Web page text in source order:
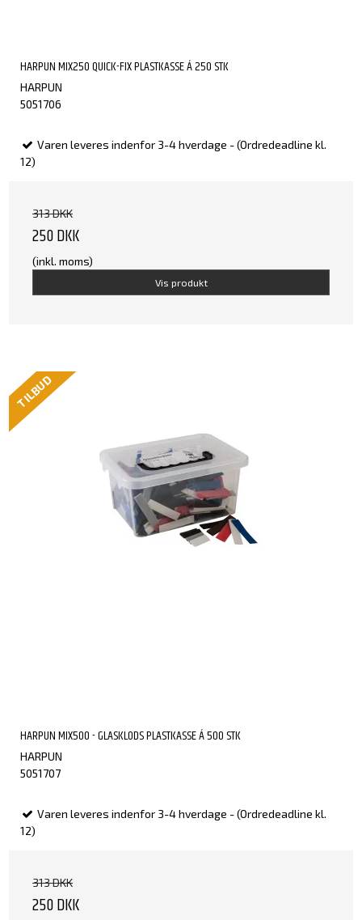
HARPUN MIX250 QUICK-FIX PLASTKASSE Á 250 STK
HARPUN
5051706
Varen leveres indenfor 3-4 hverdage - (Ordredeadline kl.
12)
313 DKK
250 DKK
(inkl. moms)
Vis produkt
TILBUD
HARPUN MIX500 - GLASKLODS PLASTKASSE Á 500 STK
HARPUN
5051707
Varen leveres indenfor 3-4 hverdage - (Ordredeadline kl.
12)
313 DKK
250 DKK